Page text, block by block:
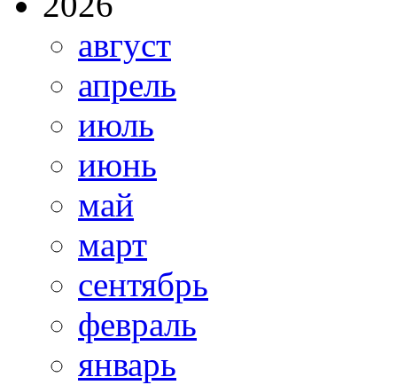
август
апрель
июль
июнь
май
март
сентябрь
февраль
январь